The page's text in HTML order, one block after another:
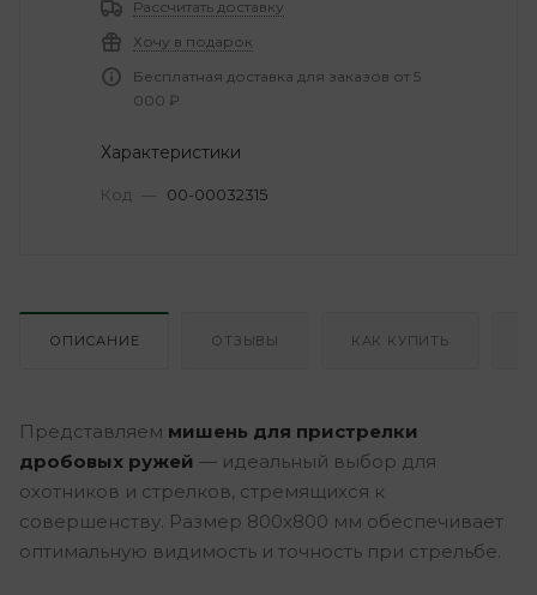
Рассчитать доставку
Хочу в подарок
Бесплатная доставка для заказов от 5
000 ₽
Характеристики
Код — 00-00032315
ОПИСАНИЕ ОТЗЫВЫ КАК КУПИТЬ
Представляем мишень для пристрелки
дробовых ружей — идеальный выбор для
охотников и стрелков, стремящихся к
совершенству. Размер 800х800 мм обеспечивает
оптимальную видимость и точность при стрельбе.